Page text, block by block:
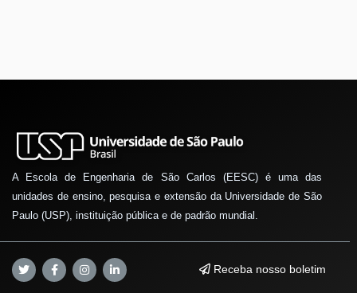
A Escola de Engenharia de São Carlos (EESC) é uma das
unidades de ensino, pesquisa e extensão da Universidade de São
Paulo (USP), instituição pública e de padrão mundial.
Receba nosso boletim